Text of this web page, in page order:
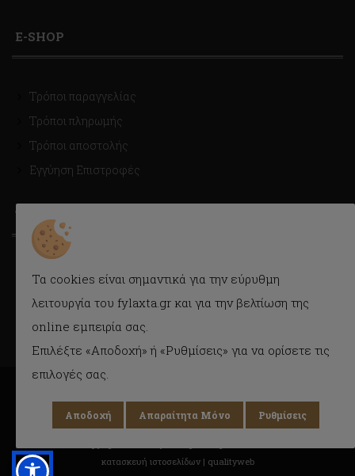
E-SHOP
Τρόποι παραγγελίας
Τρόποι πληρωμής
Τρόποι αποστολής
Εγγύηση Επιστροφές
ΤΡΟΠΟΙ ΑΠΟΣΤΟΛΗΣ
Με Courier εύκολα και γρήγορα στην πόρτα σας.
Δυνατότητα παραλαβής και από το κατάστημα.
κατασκευή ιστοσελίδων | qualityweb
Τα cookies είναι σημαντικά για την εύρυθμη
λειτουργία του fylaxta.gr και για την βελτίωση της
online εμπειρία σας.
Επιλέξτε «Αποδοχή» ή «Ρυθμίσεις» για να ορίσετε τις
επιλογές σας.
Αποδοχή Απαραίτητα Μόνο Ρυθμίσεις